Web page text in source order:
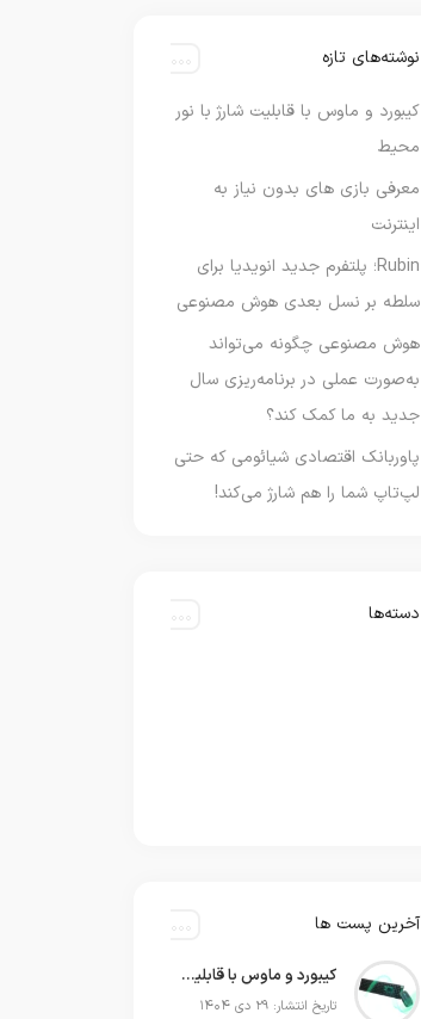
نوشته‌های تازه
کیبورد و ماوس با قابلیت شارژ با نور
محیط
معرفی بازی های بدون نیاز به
اینترنت
Rubin؛ پلتفرم جدید انویدیا برای
سلطه بر نسل بعدی هوش مصنوعی
هوش مصنوعی چگونه می‌تواند
به‌صورت عملی در برنامه‌ریزی سال
جدید به ما کمک کند؟
پاوربانک اقتصادی شیائومی که حتی
لپ‌تاپ شما را هم شارژ می‌کند!
دسته‌ها
آخرین پست ها
کیبورد و ماوس با قابلیت شارژ با نور محیط
تاریخ انتشار: ۲۹ دی ۱۴۰۴